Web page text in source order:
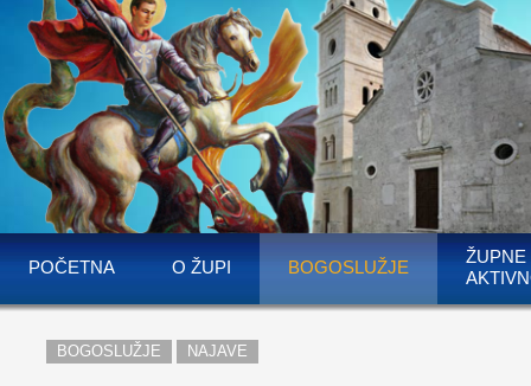
POČETNA O ŽUPI BOGOSLUŽJE
ŽUPNE
BOGOSLUŽJE NAJAVE